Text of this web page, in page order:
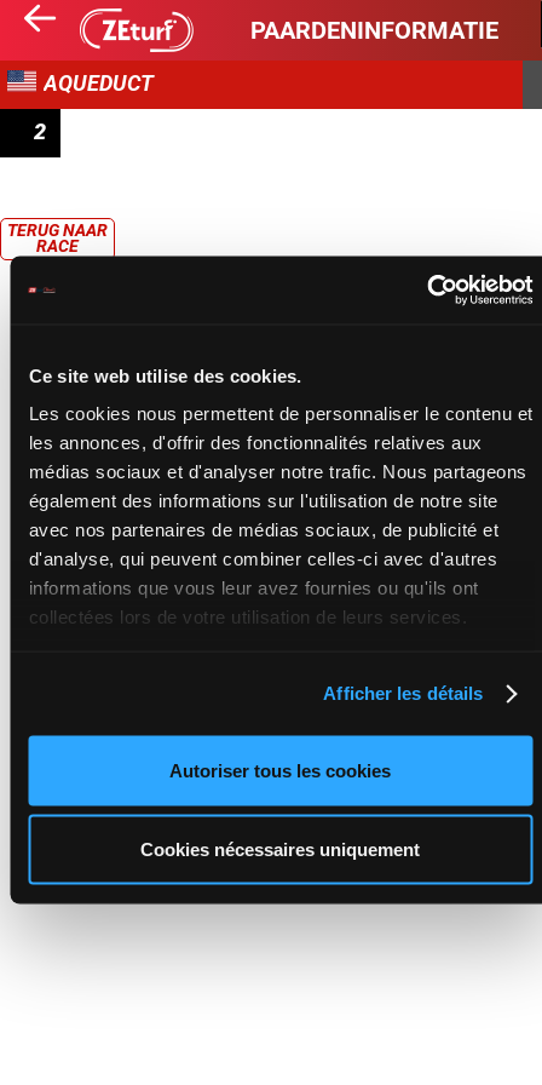
Ce site web utilise des cookies.
Les cookies nous permettent de personnaliser le contenu et
les annonces, d'offrir des fonctionnalités relatives aux
médias sociaux et d'analyser notre trafic. Nous partageons
également des informations sur l'utilisation de notre site
avec nos partenaires de médias sociaux, de publicité et
d'analyse, qui peuvent combiner celles-ci avec d'autres
informations que vous leur avez fournies ou qu'ils ont
collectées lors de votre utilisation de leurs services.
Afficher les détails
Autoriser tous les cookies
Cookies nécessaires uniquement
PAARDENINFORMATIE
AQUEDUCT
2
TERUG NAAR
RACE